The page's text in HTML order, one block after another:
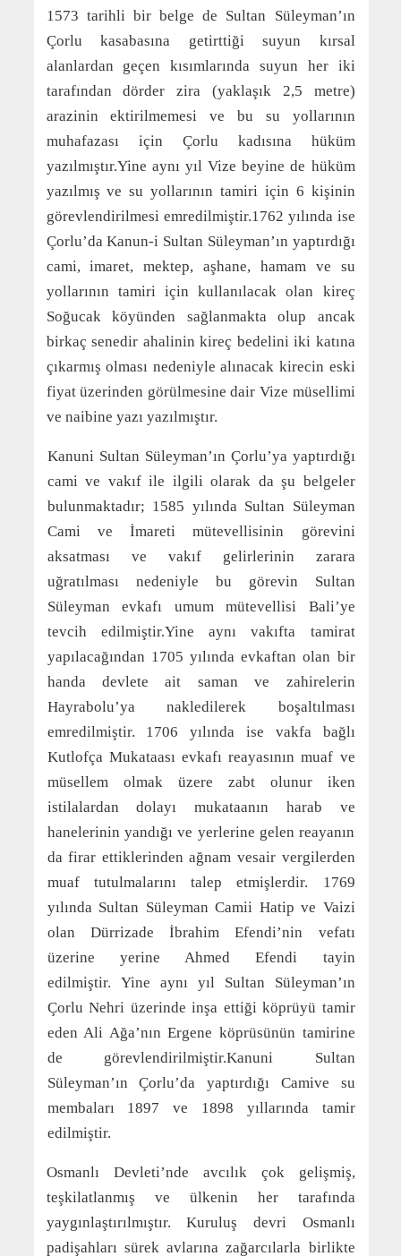
1573 tarihli bir belge de Sultan Süleyman’ın
Çorlu kasabasına getirttiği suyun kırsal
alanlardan geçen kısımlarında suyun her iki
tarafından dörder zira (yaklaşık 2,5 metre)
arazinin ektirilmemesi ve bu su yollarının
muhafazası için Çorlu kadısına hüküm
yazılmıştır.Yine aynı yıl Vize beyine de hüküm
yazılmış ve su yollarının tamiri için 6 kişinin
görevlendirilmesi emredilmiştir.1762 yılında ise
Çorlu’da Kanun-i Sultan Süleyman’ın yaptırdığı
cami, imaret, mektep, aşhane, hamam ve su
yollarının tamiri için kullanılacak olan kireç
Soğucak köyünden sağlanmakta olup ancak
birkaç senedir ahalinin kireç bedelini iki katına
çıkarmış olması nedeniyle alınacak kirecin eski
fiyat üzerinden görülmesine dair Vize müsellimi
ve naibine yazı yazılmıştır.
Kanuni Sultan Süleyman’ın Çorlu’ya yaptırdığı
cami ve vakıf ile ilgili olarak da şu belgeler
bulunmaktadır; 1585 yılında Sultan Süleyman
Cami ve İmareti mütevellisinin görevini
aksatması ve vakıf gelirlerinin zarara
uğratılması nedeniyle bu görevin Sultan
Süleyman evkafı umum mütevellisi Bali’ye
tevcih edilmiştir.Yine aynı vakıfta tamirat
yapılacağından 1705 yılında evkaftan olan bir
handa devlete ait saman ve zahirelerin
Hayrabolu’ya nakledilerek boşaltılması
emredilmiştir. 1706 yılında ise vakfa bağlı
Kutlofça Mukataası evkafı reayasının muaf ve
müsellem olmak üzere zabt olunur iken
istilalardan dolayı mukataanın harab ve
hanelerinin yandığı ve yerlerine gelen reayanın
da firar ettiklerinden ağnam vesair vergilerden
muaf tutulmalarını talep etmişlerdir. 1769
yılında Sultan Süleyman Camii Hatip ve Vaizi
olan Dürrizade İbrahim Efendi’nin vefatı
üzerine yerine Ahmed Efendi tayin
edilmiştir. Yine aynı yıl Sultan Süleyman’ın
Çorlu Nehri üzerinde inşa ettiği köprüyü tamir
eden Ali Ağa’nın Ergene köprüsünün tamirine
de görevlendirilmiştir.Kanuni Sultan
Süleyman’ın Çorlu’da yaptırdığı Camive su
membaları 1897 ve 1898 yıllarında tamir
edilmiştir.
Osmanlı Devleti’nde avcılık çok gelişmiş,
teşkilatlanmış ve ülkenin her tarafında
yaygınlaştırılmıştır. Kuruluş devri Osmanlı
padişahları sürek avlarına zağarcılarla birlikte